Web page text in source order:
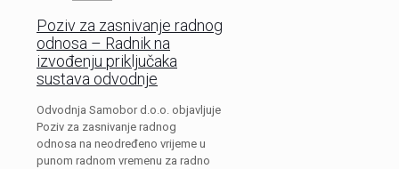
Poziv za zasnivanje radnog
odnosa – Radnik na
izvođenju priključaka
sustava odvodnje
Odvodnja Samobor d.o.o. objavljuje
Poziv za zasnivanje radnog
odnosa na neodređeno vrijeme u
punom radnom vremenu za radno